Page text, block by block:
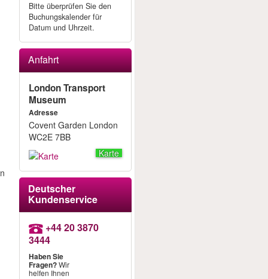
Bitte überprüfen Sie den
Buchungskalender für
Datum und Uhrzeit.
Anfahrt
London Transport
Museum
Adresse
Covent Garden London
WC2E 7BB
Karte
Deutscher
Kundenservice
+44 20 3870
3444
Haben Sie
Fragen?Wir
helfen Ihnen